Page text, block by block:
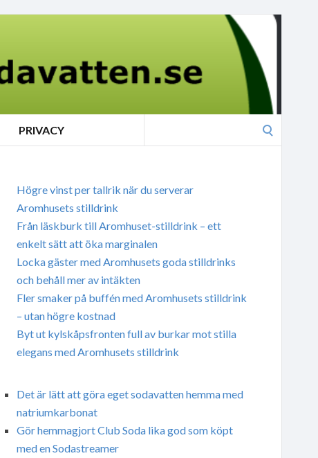
PRIVACY
Högre vinst per tallrik när du serverar
Aromhusets stilldrink
Från läskburk till Aromhuset-stilldrink – ett
enkelt sätt att öka marginalen
Locka gäster med Aromhusets goda stilldrinks
och behåll mer av intäkten
Fler smaker på buffén med Aromhusets stilldrink
– utan högre kostnad
Byt ut kylskåpsfronten full av burkar mot stilla
elegans med Aromhusets stilldrink
Det är lätt att göra eget sodavatten hemma med
natriumkarbonat
Gör hemmagjort Club Soda lika god som köpt
med en Sodastreamer